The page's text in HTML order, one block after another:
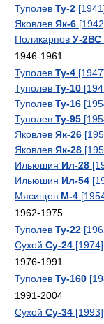
Туполев Ту-2
Яковлев Як-6
Поликарпов У-2ВС
1946-1961
Туполев Ту-4
Туполев Ту-10
Туполев Ту-16
Туполев Ту-95
Яковлев Як-26
Яковлев Як-28
Ильюшин Ил-28
Ильюшин Ил-54
Мясищев М-4
1962-1975
Туполев Ту-22
Сухой Су-24 [1974]
1976-1991
Туполев Ту-160
1991-2004
Сухой Су-34 [1993]